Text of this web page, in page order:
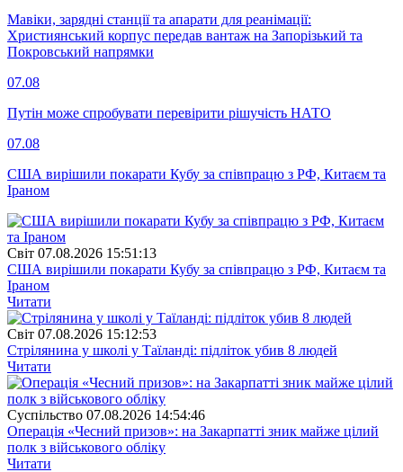
Мавіки, зарядні станції та апарати для реанімації:
Християнський корпус передав вантаж на Запорізький та
Покровський напрямки
07.08
Путін може спробувати перевірити рішучість НАТО
07.08
США вирішили покарати Кубу за співпрацю з РФ, Китаєм та
Іраном
Свiт 07.08.2026 15:51:13
США вирішили покарати Кубу за співпрацю з РФ, Китаєм та
Іраном
Читати
Свiт 07.08.2026 15:12:53
Стрілянина у школі у Таїланді: підліток убив 8 людей
Читати
Суспiльство 07.08.2026 14:54:46
Операція «Чесний призов»: на Закарпатті зник майже цілий
полк з військового обліку
Читати